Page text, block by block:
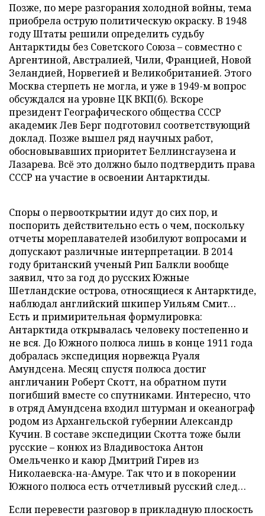
Позже, по мере разгорания холодной войны, тема
приобрела острую политическую окраску. В 1948
году Штаты решили определить судьбу
Антарктиды без Советского Союза – совместно с
Аргентиной, Австралией, Чили, Францией, Новой
Зеландией, Норвегией и Великобританией. Этого
Москва стерпеть не могла, и уже в 1949-м вопрос
обсуждался на уровне ЦК ВКП(б). Вскоре
президент Географического общества СССР
академик Лев Берг подготовил соответствующий
доклад. Позже вышел ряд научных работ,
обосновывавших приоритет Беллинсгаузена и
Лазарева. Всё это должно было подтвердить права
СССР на участие в освоении Антарктиды.
Споры о первооткрытии идут до сих пор, и
поспорить действительно есть о чем, поскольку
отчеты мореплавателей изобилуют вопросами и
допускают различные интерпретации. В 2014
году британский ученый Рип Балкли вообще
заявил, что за год до русских Южные
Шетландские острова, относящиеся к Антарктиде,
наблюдал английский шкипер Уильям Смит…
Есть и примирительная формулировка:
Антарктида открывалась человеку постепенно и
не вся. До Южного полюса лишь в конце 1911 года
добралась экспедиция норвежца Руаля
Амундсена. Месяц спустя полюса достиг
англичанин Роберт Скотт, на обратном пути
погибший вместе со спутниками. Интересно, что
в отряд Амундсена входил штурман и океанограф
родом из Архангельской губернии Александр
Кучин. В составе экспедиции Скотта тоже были
русские – конюх из Владивостока Антон
Омельченко и каюр Дмитрий Гирев из
Николаевска-на-Амуре. Так что и в покорении
Южного полюса есть отчетливый русский след…
Если перевести разговор в прикладную плоскость